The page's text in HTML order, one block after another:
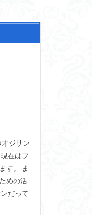
ジサン
在はフ
す。 ま
めの活
だって